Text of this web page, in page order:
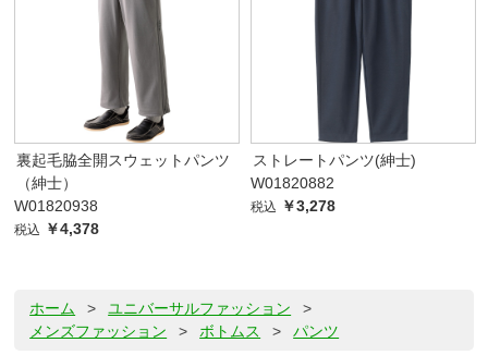
裏起毛脇全開スウェットパンツ
（紳士）
W01820938
税込 ￥4,378
ストレートパンツ(紳士)
W01820882
税込 ￥3,278
ホーム > ユニバーサルファッション
>
メンズファッション
> ボトムス > パンツ